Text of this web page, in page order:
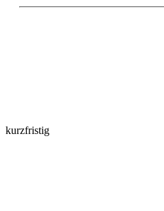
kurzfristig